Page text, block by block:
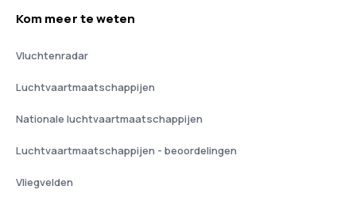
Kom meer te weten
Vluchtenradar
Luchtvaartmaatschappijen
Nationale luchtvaartmaatschappijen
Luchtvaartmaatschappijen - beoordelingen
Vliegvelden